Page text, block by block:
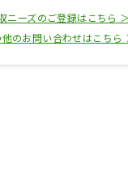
ニーズのご登録はこちら ＞
他のお問い合わせはこちら